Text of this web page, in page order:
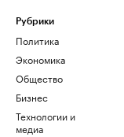
Рубрики
Политика
Экономика
Общество
Бизнес
Технологии и
медиа